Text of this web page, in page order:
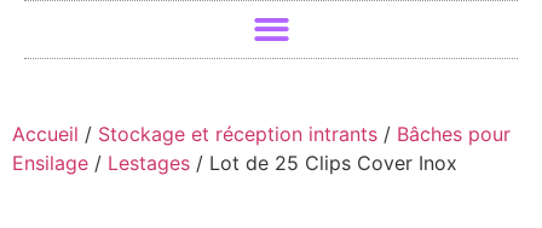
Accueil / Stockage et réception intrants / Bâches pour
Ensilage / Lestages / Lot de 25 Clips Cover Inox